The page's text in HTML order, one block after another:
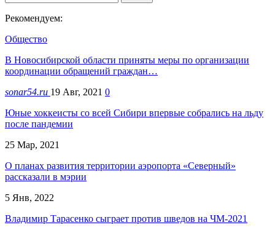
Рекомендуем:
Общество
В Новосибирской области приняты меры по организации
координации обращений граждан…
sonar54.ru 19 Авг, 2021 0
Юные хоккеисты со всей Сибири впервые собрались на льду
после пандемии
25 Мар, 2021
О планах развития территории аэропорта «Северный»
рассказали в мэрии
5 Янв, 2022
Владимир Тарасенко сыграет против шведов на ЧМ-2021